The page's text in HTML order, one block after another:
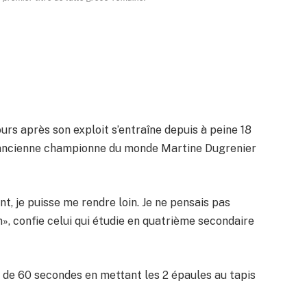
après son exploit s’entraîne depuis à peine 18
championne du monde Martine Dugrenier
je puisse me rendre loin. Je ne pensais pas
confie celui qui étudie en quatrième secondaire
60 secondes en mettant les 2 épaules au tapis